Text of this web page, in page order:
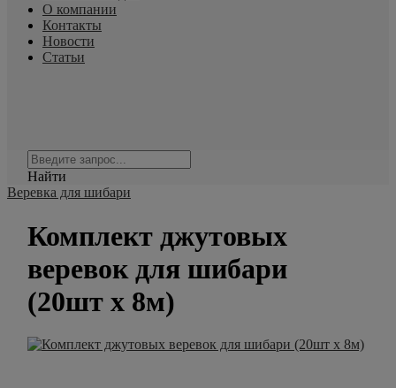
О компании
Контакты
Новости
Статьи
Найти
Веревка для шибари
Комплект джутовых
веревок для шибари
(20шт х 8м)